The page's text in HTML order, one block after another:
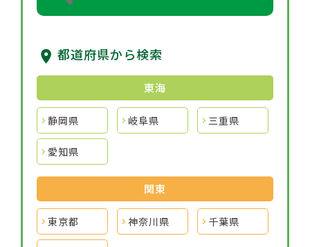
都道府県から検索
東海
静岡県 岐阜県 三重県
愛知県
関東
東京都 神奈川県 千葉県